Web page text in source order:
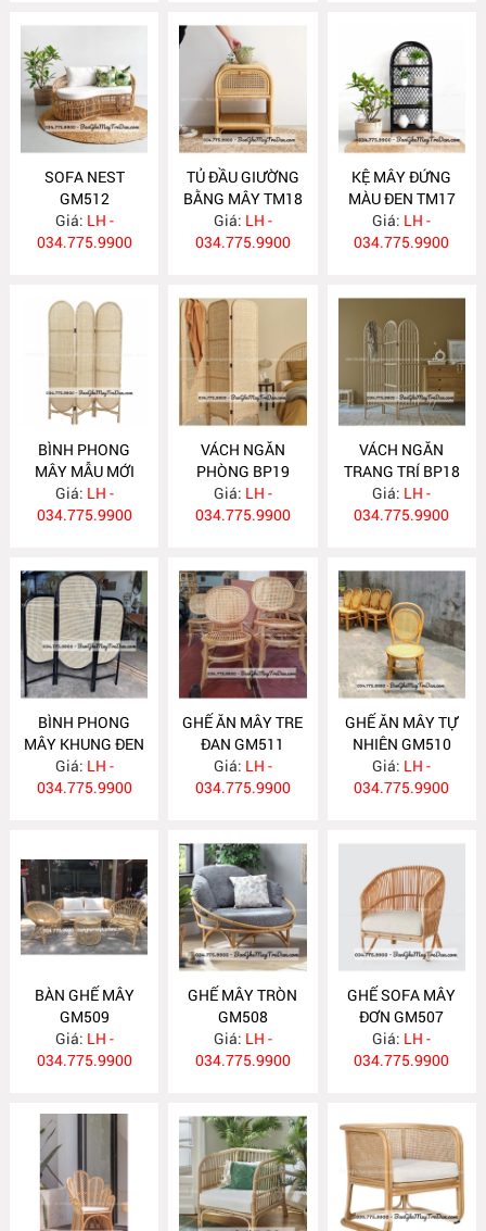
SOFA NEST
GM512
Giá: LH -
034.775.9900
TỦ ĐẦU GIƯỜNG
BẰNG MÂY TM18
Giá: LH -
034.775.9900
KỆ MÂY ĐỨNG
MÀU ĐEN TM17
Giá: LH -
034.775.9900
BÌNH PHONG
MÂY MẪU MỚI
BP20
Giá: LH -
034.775.9900
VÁCH NGĂN
PHÒNG BP19
Giá: LH -
034.775.9900
VÁCH NGĂN
TRANG TRÍ BP18
Giá: LH -
034.775.9900
BÌNH PHONG
MÂY KHUNG ĐEN
BP17
Giá: LH -
034.775.9900
GHẾ ĂN MÂY TRE
ĐAN GM511
Giá: LH -
034.775.9900
GHẾ ĂN MÂY TỰ
NHIÊN GM510
Giá: LH -
034.775.9900
BÀN GHẾ MÂY
GM509
Giá: LH -
034.775.9900
GHẾ MÂY TRÒN
GM508
Giá: LH -
034.775.9900
GHẾ SOFA MÂY
ĐƠN GM507
Giá: LH -
034.775.9900